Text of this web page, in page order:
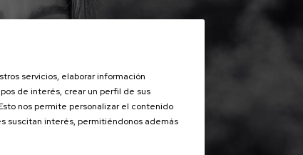
servicios, elaborar información
de interés, crear un perfil de sus
nos permite personalizar el contenido
suscitan interés, permitiéndonos además